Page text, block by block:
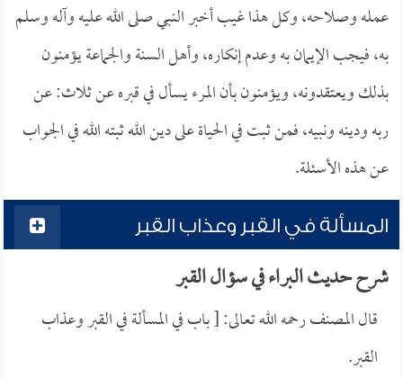
عمله وصلاحه، وكل هذا غيب أخبر النبي صلى الله عليه وآله وسلم
به، فيجب الإيمان به وعدم إنكاره، وأهل السنة والجماعة يؤمنون
بذلك ويعتقدونه، ويؤمنون بأن المرء يسأل في قبره عن ثلاث: عن
ربه ودينه ونبيه، فمن ثبت في الحياة على دين الله ثبته الله في الجواب
عن هذه الأسئلة.
المسألة في القبر وعذاب القبر
شرح حديث البراء في سؤال القبر
قال المصنف رحمه الله تعالى: [ باب في المسألة في القبر وعذاب
القبر.